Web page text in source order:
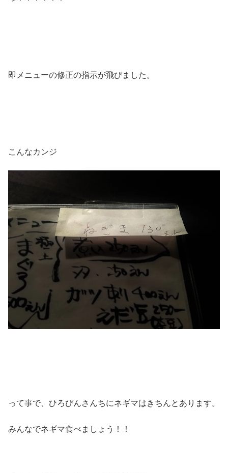
即メニューの修正の指示が飛びました。
こんなカンジ
って事で、ひろびんさんちにネギマはきちんとあります。
みんなでネギマ食べましょう！！